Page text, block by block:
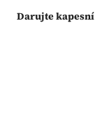
Darujte